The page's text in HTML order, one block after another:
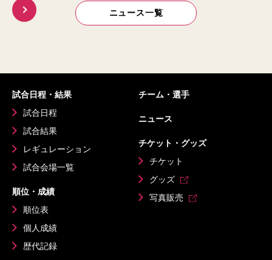
ニュース一覧
試合日程・結果
試合日程
試合結果
レギュレーション
試合会場一覧
順位・成績
順位表
個人成績
歴代記録
チーム・選手
ニュース
チケット・グッズ
チケット
グッズ
写真販売